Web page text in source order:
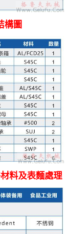
構圖
料及表麵處理